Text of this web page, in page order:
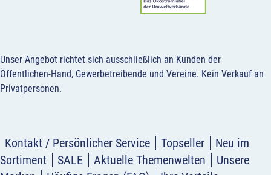
Unser Angebot richtet sich ausschließlich an Kunden der
Öffentlichen-Hand, Gewerbetreibende und Vereine. Kein Verkauf an
Privatpersonen.
Kontakt / Persönlicher Service Topseller
Neu im
Sortiment
SALE Aktuelle Themenwelten
Unsere